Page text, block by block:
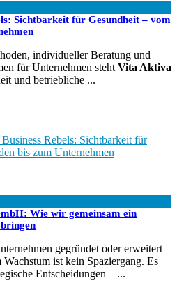
Sichtbarkeit für Gesundheit – vom
individueller Beratung und
für Unternehmen steht Vita Aktiva
und betriebliche ...
Rebels: Sichtbarkeit für
bis zum Unternehmen
Wie wir gemeinsam ein
gegründet oder erweitert
ist kein Spaziergang. Es
Entscheidungen – ...